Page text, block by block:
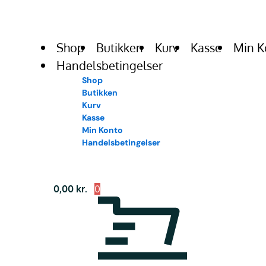
Shop Butikken Kurv Kasse
Min
Handelsbetingelser
Shop
Butikken
Kurv
Kasse
Min Konto
Handelsbetingelser
0,00 kr.